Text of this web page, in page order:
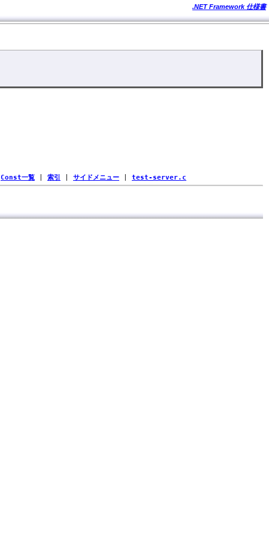
.NET Framework 仕様書
Const一覧 索引 サイドメニュー test-server.c